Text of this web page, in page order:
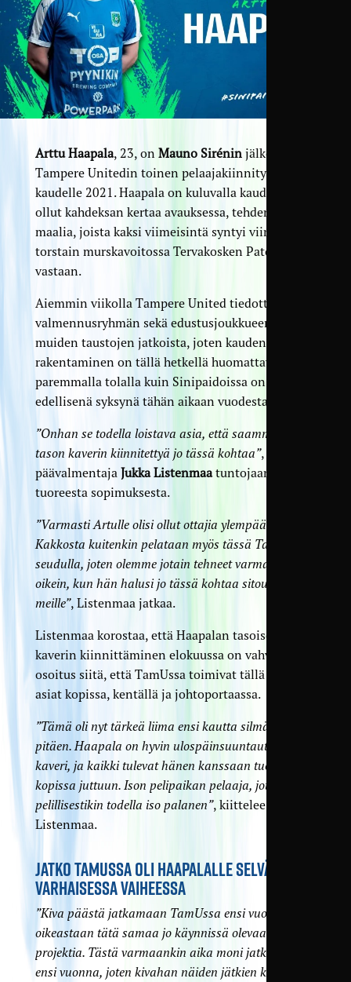
Arttu Haapala, 23, on Mauno Siréninjälkeen
Tampere Unitedin toinen pelaajakiinnitys
kaudelle 2021. Haapala on kuluvalla kaudella
ollut kahdeksan kertaa avauksessa, tehden neljä
maalia, joista kaksi viimeisintä syntyi viime
torstain murskavoitossa Tervakosken Patoa
vastaan.
Aiemmin viikolla Tampere United tiedotti
valmennusryhmän sekä edustusjoukkueen
muiden taustojen jatkoista, joten kauden 2021
rakentaminen on tällä hetkellä huomattavasti
paremmalla tolalla kuin Sinipaidoissa on parina
edellisenä syksynä tähän aikaan vuodesta oltu.
”Onhan se todella loistava asia, että saamme sen
tason kaverin kiinnitettyä jo tässä kohtaa”, avaa
päävalmentaja Jukka Listenmaatuntojaan
tuoreesta sopimuksesta.
”Varmasti Artulle olisi ollut ottajia ylempääkin.
Kakkosta kuitenkin pelataan myös tässä Tampereen
seudulla, joten olemme jotain tehneet varmaankin
oikein, kun hän halusi jo tässä kohtaa sitoutua
meille”, Listenmaa jatkaa.
Listenmaa korostaa, että Haapalan tasoisen
kaverin kiinnittäminen elokuussa on vahva
osoitus siitä, että TamUssa toimivat tällä hetkellä
asiat kopissa, kentällä ja johtoportaassa.
”Tämä oli nyt tärkeä liima ensi kautta silmällä
pitäen. Haapala on hyvin ulospäinsuuntautunut
kaveri, ja kaikki tulevat hänen kanssaan tuolla
kopissa juttuun. Ison pelipaikan pelaaja, joten
pelillisestikin todella iso palanen”, kiittelee
Listenmaa.
JATKO TAMUSSA OLI HAAPALALLE SELVÄÄ JO
VARHAISESSA VAIHEESSA
”Kiva päästä jatkamaan TamUssa ensi vuonna
oikeastaan tätä samaa jo käynnissä olevaa
projektia. Tästä varmaankin aika moni jatkaa myös
ensi vuonna, joten kivahan näiden jätkien kanssa on